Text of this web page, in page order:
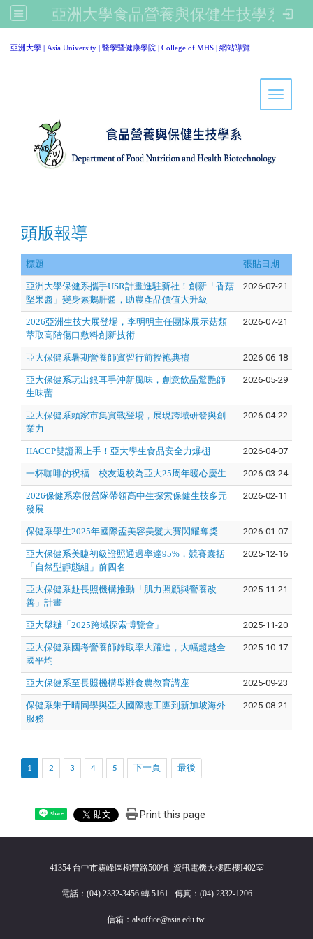
亞洲大學食品營養與保健生技學系
亞洲大學 | Asia University | 醫學暨健康學院 | College of MHS | 網站導覽
Toggle
頭版報導
標題 張貼日期
亞洲大學保健系攜手USR計畫進駐新社！創新「香菇
堅果醬」變身素鵝肝醬，助農產品價值大升級
2026-07-21
2026亞洲生技大展登場，李明明主任團隊展示菇類
萃取高階傷口敷料創新技術
2026-07-21
亞大保健系暑期營養師實習行前授袍典禮 2026-06-18
亞大保健系玩出銀耳手沖新風味，創意飲品驚艷師
生味蕾
2026-05-29
亞大保健系頭家市集實戰登場，展現跨域研發與創
業力
2026-04-22
HACCP雙證照上手！亞大學生食品安全力爆棚 2026-04-07
一杯咖啡的祝福 校友返校為亞大25周年暖心慶生 2026-03-24
2026保健系寒假營隊帶領高中生探索保健生技多元
發展
2026-02-11
保健系學生2025年國際盃美容美髮大賽閃耀奪獎 2026-01-07
亞大保健系美睫初級證照通過率達95%，競賽囊括
「自然型靜態組」前四名
2025-12-16
亞大保健系赴長照機構推動「肌力照顧與營養改
善」計畫
2025-11-21
亞大舉辦「2025跨域探索博覽會」 2025-11-20
亞大保健系國考營養師錄取率大躍進，大幅超越全
國平均
2025-10-17
亞大保健系至長照機構舉辦食農教育講座 2025-09-23
保健系朱于晴同學與亞大國際志工團到新加坡海外
服務
2025-08-21
1 2 3 4 5 下一頁 最後
Share Print this page
41354 台中市霧峰區柳豐路500號 資訊電機大樓四樓I402室
電話：(04) 2332-3456 轉 5161 傳真：(04) 2332-1206
信箱：alsoffice@asia.edu.tw